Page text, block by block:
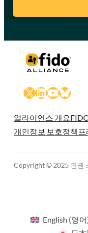
X LinkedIn
YouTube
얼라이언스 개요
개인정보 보호정책
Copyright © 2025 판권
English (영어